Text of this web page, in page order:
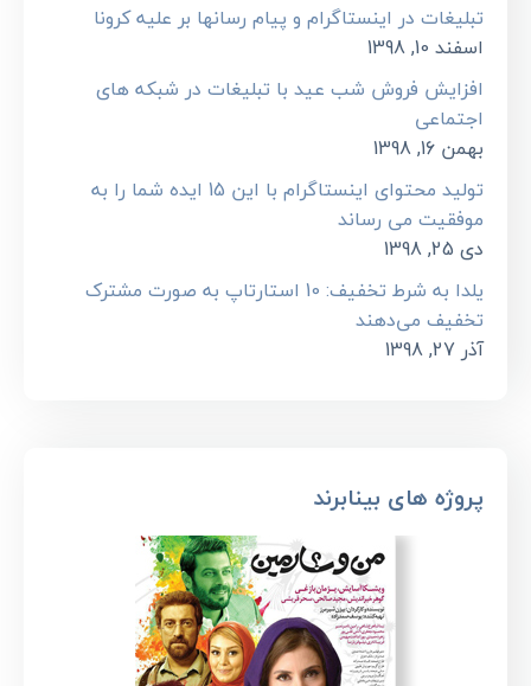
تبلیغات در اینستاگرام و پیام رسانها بر علیه کرونا
اسفند 10, 1398
افزایش فروش شب عید با تبلیغات در شبکه های
اجتماعی
بهمن 16, 1398
تولید محتوای اینستاگرام با این 15 ایده شما را به
موفقیت می رساند
دی 25, 1398
یلدا به شرط تخفیف: 10 استارتاپ به صورت مشترک
تخفیف می‌دهند
آذر 27, 1398
پروژه های بینابرند